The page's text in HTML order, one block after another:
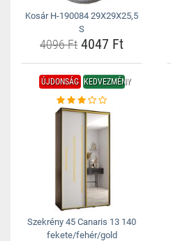
Kosár H-190084 29X29X25,5
S
4096 Ft 4047 Ft
ÚJDONSÁG KEDVEZMÉNY
Szekrény 45 Canaris 13 140
fekete/fehér/gold